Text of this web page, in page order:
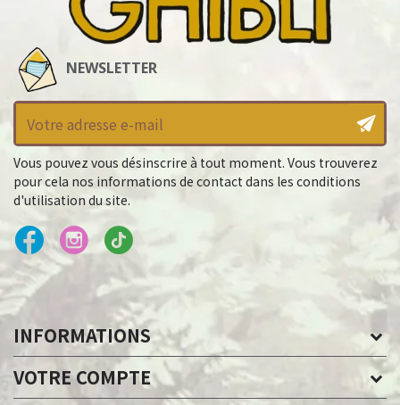
NEWSLETTER
Vous pouvez vous désinscrire à tout moment. Vous trouverez
pour cela nos informations de contact dans les conditions
d'utilisation du site.
INFORMATIONS
VOTRE COMPTE